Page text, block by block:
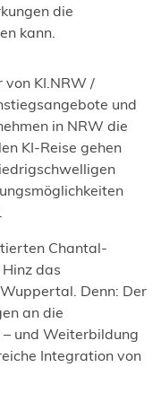
die
kann.
KI.NRW /
und
in NRW die
KI-Reise gehen
Chantal-
das
Denn: Der
an die
und Weiterbildung
Integration von